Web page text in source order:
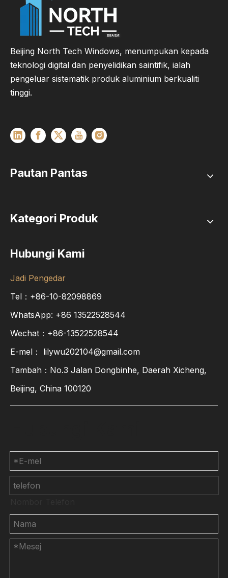
Beijing North Tech Windows, menumpukan kepada
teknologi digital dan penyelidikan saintifik, ialah
pengeluar sistematik produk aluminium berkualiti
tinggi.
Pautan Pantas
Kategori Produk
Hubungi Kami
Jadi Pengedar
Tel：+86-10-82098869
WhatsApp: +86 13522528544
Wechat：+86-13522528544
E-mel： lilywu202104@gmail.com
Tambah：No.3 Jalan Dongbinhe, Daerah Xicheng,
Beijing, China 100120